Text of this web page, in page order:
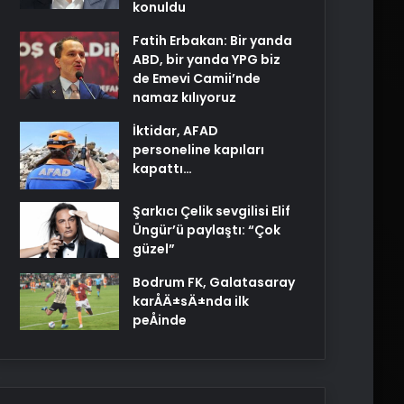
konuldu
Fatih Erbakan: Bir yanda
ABD, bir yanda YPG biz
de Emevi Camii’nde
namaz kılıyoruz
İktidar, AFAD
personeline kapıları
kapattı…
Şarkıcı Çelik sevgilisi Elif
Üngür’ü paylaştı: “Çok
güzel”
Bodrum FK, Galatasaray
karÅÄ±sÄ±nda ilk
peÅinde